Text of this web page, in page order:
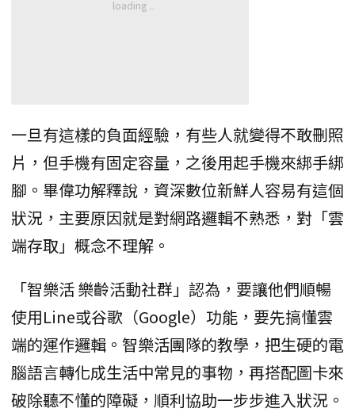
一旦有這樣的負面經驗，有些人就變得不敢刪照
片，但手機有固定容量，之後用起手機來綁手綁
腳。畢偉功解釋說，資深數位新鮮人容易有這個
狀況，主要原因就是對網路邏輯不熟悉，對「雲
端存取」概念不理解。
「智樂活 樂齡活動社群」認為，要讓他們順暢
使用Line或谷歌（Google）功能，要先搞懂雲
端的運作邏輯。智樂活團隊的教學，把生硬的電
腦語言轉化成生活中常見的事物，再搭配圖卡來
破除聽不懂的障礙，順利協助一步步進入狀況。